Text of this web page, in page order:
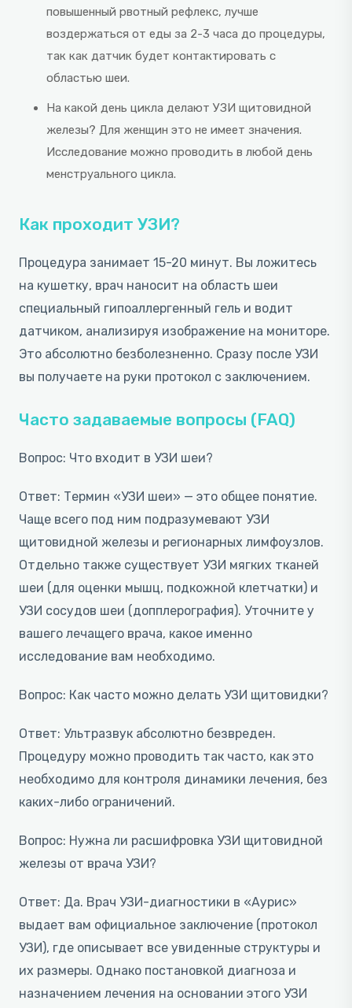
повышенный рвотный рефлекс, лучше
воздержаться от еды за 2-3 часа до процедуры,
так как датчик будет контактировать с
областью шеи.
На какой день цикла делают УЗИ щитовидной
железы? Для женщин это не имеет значения.
Исследование можно проводить в любой день
менструального цикла.
Как проходит УЗИ?
Процедура занимает 15-20 минут. Вы ложитесь
на кушетку, врач наносит на область шеи
специальный гипоаллергенный гель и водит
датчиком, анализируя изображение на мониторе.
Это абсолютно безболезненно. Сразу после УЗИ
вы получаете на руки протокол с заключением.
Часто задаваемые вопросы (FAQ)
Вопрос: Что входит в УЗИ шеи?
Ответ: Термин «УЗИ шеи» — это общее понятие.
Чаще всего под ним подразумевают УЗИ
щитовидной железы и регионарных лимфоузлов.
Отдельно также существует УЗИ мягких тканей
шеи (для оценки мышц, подкожной клетчатки) и
УЗИ сосудов шеи (допплерография). Уточните у
вашего лечащего врача, какое именно
исследование вам необходимо.
Вопрос: Как часто можно делать УЗИ щитовидки?
Ответ: Ультразвук абсолютно безвреден.
Процедуру можно проводить так часто, как это
необходимо для контроля динамики лечения, без
каких-либо ограничений.
Вопрос: Нужна ли расшифровка УЗИ щитовидной
железы от врача УЗИ?
Ответ: Да. Врач УЗИ-диагностики в «Аурис»
выдает вам официальное заключение (протокол
УЗИ), где описывает все увиденные структуры и
их размеры. Однако постановкой диагноза и
назначением лечения на основании этого УЗИ